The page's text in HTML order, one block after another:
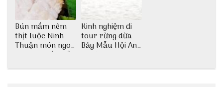
Bún mắm nêm
thịt luộc Ninh
Thuận món ngon
dân dã miền biển
Kinh nghiệm đi
tour rừng dừa
Bảy Mẫu Hội An